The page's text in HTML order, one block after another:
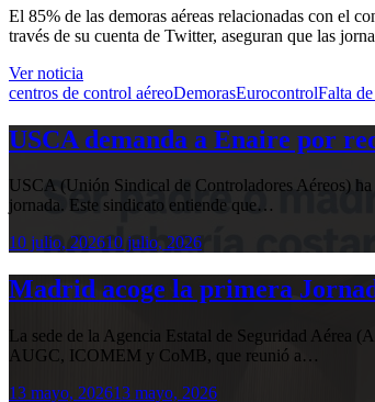
El 85% de las demoras aéreas relacionadas con el
través de su cuenta de Twitter, aseguran que las
Ver noticia
centros de control aéreoDemorasEurocontrolFalta
USCA demanda a Enaire por
USCA (Unión Sindical de Controladores Aéreos)
jornada. Este sindicato entiende que…
10 julio, 202610 julio, 2026
Madrid acoge la primera
La sede de la Agencia Estatal de Seguridad Aérea
AUGC, ICOMEM y CoMB, que reunió a…
13 mayo, 202613 mayo, 2026